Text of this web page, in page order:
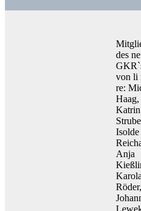
des
von li
re:
Haag,
Katrin
Isolde
Anja
Karola
Röder,